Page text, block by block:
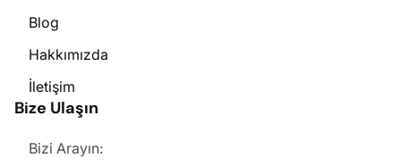
Blog
Hakkımızda
İletişim
Bize Ulaşın
Bizi Arayın: